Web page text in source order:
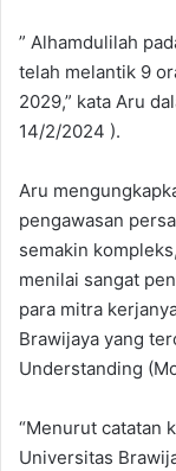
” Alhamdulilah
telah melantik 9
2029,” kata Aru
14/2/2024 ).
Aru
pengawasan
semakin
menilai sangat
para mitra
Brawijaya yang
Understanding
“Menurut catatan
Universitas